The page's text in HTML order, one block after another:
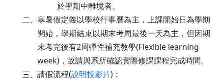
於學期中離境者。
二、 寒暑假定義以學校行事曆為主，上課開始日為學期
開始，學期結束以期末考周最後一天為主，但因期
末考完後有2周彈性補充教學(Flexible learning
week)，故請與系所確認實際修課課程完成時間。
三、 請假流程(說明投影片)：